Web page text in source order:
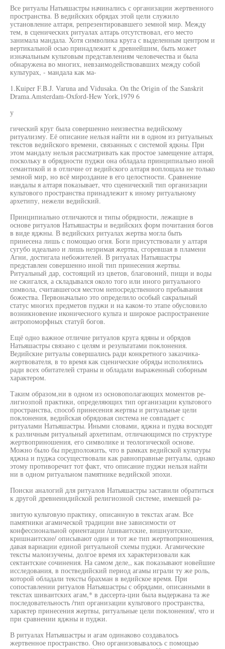
Все ритуалы Натьяшастры начинались с организации жертвенного
пространства. В ведийских обрядах этой цели служило
установление алтаря, репрезентировавшего земной мир. Между
тем, в сценических ритуалах алтарь отсутствовал, его место
занимала мандала. Хотя символика круга с выделенным центром и
вертикальной осью принадлежит к древнейшим, быть может
изначальным культовым представлениям человечества и была
обнаружена во многих, невзаимодействовавших между собой
культурах, - мандала как ма-
1.Kuiper F.B.J. Varuna and Vidusaka. On the Origin of the Sanskrit
Drama.Amsterdam-Oxford-Hew York,1979 6
у
гический круг была совершенно неизвестна ведийскому
ритуализму. Её описание нельзя найти ни в одном из ритуальных
текстов ведийского времени, связанных с системой ядкны. При
этом мандалу нельзя рассматривать как простое замещение алтаря,
поскольку в обрядности пуджи она обладала принципиально иной
семантикой и в отличие от ведийского алтаря воплощала не только
земной мир, но всё мироздание в его целостности. Сравнение
иандалы я алтаря показывает, что сценический тип организации
культового пространства принадлежит к иному ритуальному
архетипу, нежели ведийский.
Принципиально отличаются и типы обрядности, лежащие в
основе ритуалов Натьяшастры и ведийских форм почитания богов
в виде яджны. В ведийских ритуалах жертва могла быть
принесена лишь с помощью огня. Боги присутствовали у алтаря
сугубо идеально и лишь незримая жертва, сгоревшая в пламени
Агни, достигала небожителей. В ритуалах Натьяшастры
представлен совершенно иной тип принесения жертвы.
Ритуальный дар, состоящий из цветов, благовоний, пищи и воды
не сжигался, а складывался около того или иного ритуального
символа, считавшегося местом непосредственного пребывания
божества. Первоначально это определило особый сакральный
статус многих предметов пуджи и на каком-то этапе обусловило
возникновение иконичесного культа и широкое распространение
антропоморфных статуй богов.
Ещё одно важное отличие ритуалов круга ядяны и обрядов
Натьяшастры связано с целям и результатами поклонения.
Ведийские ритуалы совершались ради конкретного заказчика-
жертвователя, в то время как сценические обряды исполнялись
ради всех обитателей страны и обладали выраженный соборным
характером.
Таким образом,ни в одном из основополагающих моментов ре-
лигиозпой практики, определяющих тип организации культового
пространства, способ принесения жертвы и ритуальные цели
поклонения, ведийская обрядовая система не совпадает с
ритуалами Натьяшастры. Иными словами, яджна и пудяа восходят
к различным ритуальный архетипам, отличающимся по структуре
жертвоприношения, его символике и теологической основе.
Можно было бы предположить, что в рамках ведийской культуры
яджна и пуджа сосуществовали как равноправные ритуалы, однако
этому противоречит тот факт, что описание пуджи нельзя найти
ни в одном ритуальном памятнике ведийской эпохи.
Поиски аналогий для ритуалов Натьяшастры заставили обратиться
к другой древнеиндийской религиозной системе, имевшей ра-
звитую культовую практику, описанную в текстах агам. Все
памятники агамической традиции вне зависимости от
конфессиональной ориентации /шиваитские, вишнуитские,
кришнаитские/ описывают один и тот же тип жертвоприношения,
давая вариации единой ритуальной схемы пуджи. Агамические
тексты малоизучены, долгое время их характеризовали как
сектантские сочинения. На самом деле,, как показывают новейшие
исследования, в постведийский период агамы играли ту же роль,
которой обладали тексты брахман в ведийское время. При
сопоставлении ритуалов Натьяшастры с обрядами, описанными в
текстах шиваитских агам,* в дассерта-ции была выдержана та же
последовательность /тип организации культового пространства,
характер принесения жертвы, ритуальные цели поклонения/, что и
при сравнении яджны и пуджи.
В ритуалах Натьяшастры и агам одинаково создавалось
жертвенное пространство. Оно организовывалось с помощью